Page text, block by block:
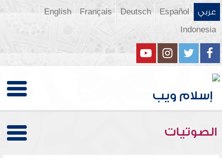
عربي Español
Deutsch
Français
English
Indonesia
الصوتيات